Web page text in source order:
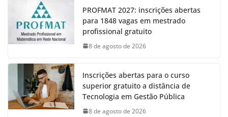
PROFMAT 2027: inscrições abertas
para 1848 vagas em mestrado
profissional gratuito
8 de agosto de 2026
Inscrições abertas para o curso
superior gratuito a distância de
Tecnologia em Gestão Pública
8 de agosto de 2026